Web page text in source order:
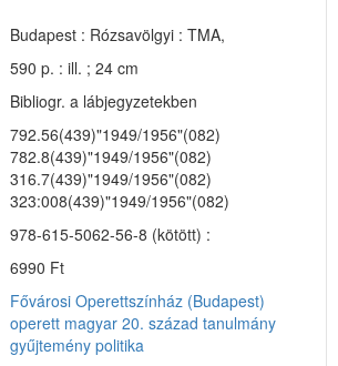
Budapest : Rózsavölgyi : TMA,
590 p. : ill. ; 24 cm
Bibliogr. a lábjegyzetekben
792.56(439)"1949/1956"(082)
782.8(439)"1949/1956"(082)
316.7(439)"1949/1956"(082)
323:008(439)"1949/1956"(082)
978-615-5062-56-8 (kötött) :
6990 Ft
Fővárosi Operettszínház (Budapest)
operett magyar 20. század tanulmány
gyűjtemény politika